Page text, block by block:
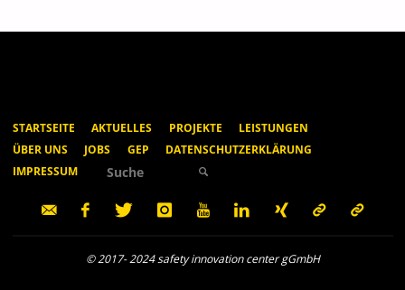
STARTSEITE AKTUELLES PROJEKTE
LEISTUNGEN
ÜBER UNS
JOBS GEP
DATENSCHUTZERKLÄRUNG
IMPRESSUM
SUCHE
© 2017- 2024 safety innovation center gGmbH